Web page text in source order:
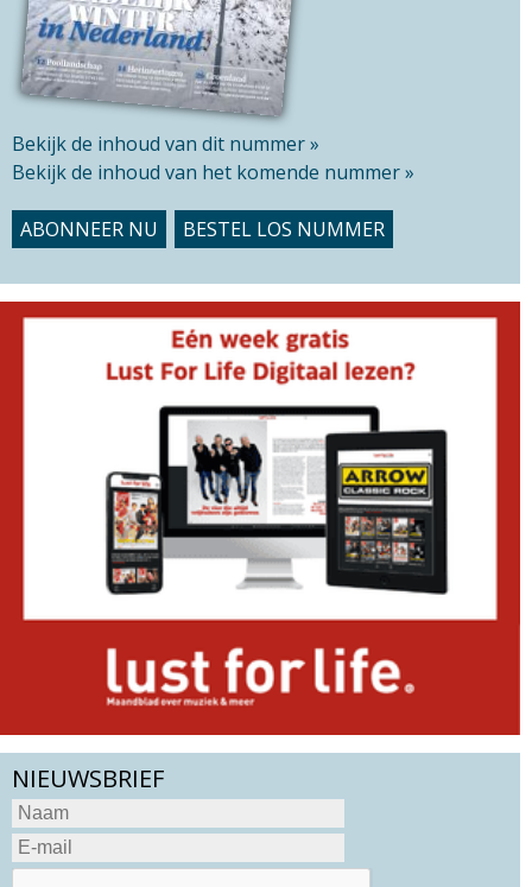
Bekijk de inhoud van dit nummer »
Bekijk de inhoud van het komende nummer »
ABONNEER NU BESTEL LOS NUMMER
NIEUWSBRIEF